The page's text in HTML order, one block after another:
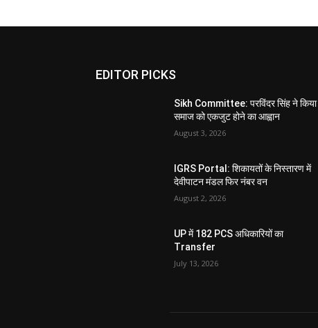
EDITOR PICKS
Sikh Committee: परविंदर सिंह ने किया
समाज को एकजुट होने का आह्वान
August 3, 2026
IGRS Portal: शिकायतों के निस्तारण में
देवीपाटन मंडल फिर नंबर वन
August 2, 2026
UP में 182 PCS अधिकारियों का
Transfer
July 13, 2026